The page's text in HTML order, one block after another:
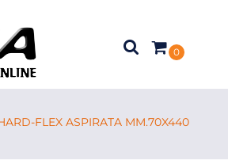
0
FLEX ASPIRATA MM.70X440